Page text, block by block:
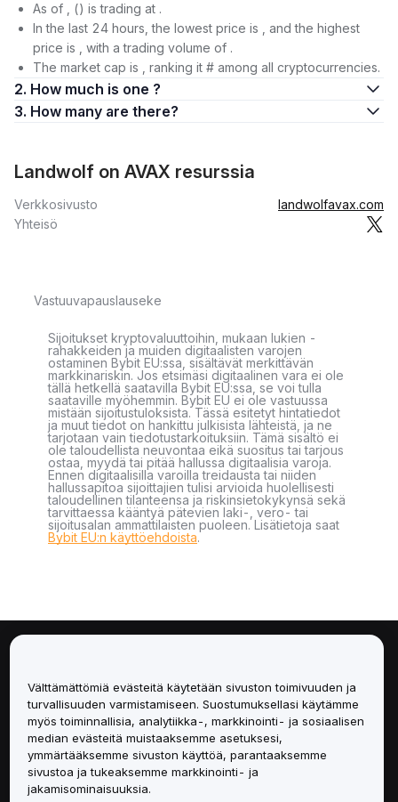
As of , () is trading at .
In the last 24 hours, the lowest price is , and the highest
price is , with a trading volume of .
The market cap is , ranking it # among all cryptocurrencies.
2. How much is one ?
3. How many are there?
Landwolf on AVAX resurssia
Verkkosivusto
landwolfavax.com
Yhteisö
Vastuuvapauslauseke
Sijoitukset kryptovaluuttoihin, mukaan lukien -
rahakkeiden ja muiden digitaalisten varojen
ostaminen Bybit EU:ssa, sisältävät merkittävän
markkinariskin. Jos etsimäsi digitaalinen vara ei ole
tällä hetkellä saatavilla Bybit EU:ssa, se voi tulla
saataville myöhemmin. Bybit EU ei ole vastuussa
mistään sijoitustuloksista. Tässä esitetyt hintatiedot
ja muut tiedot on hankittu julkisista lähteistä, ja ne
tarjotaan vain tiedotustarkoituksiin. Tämä sisältö ei
ole taloudellista neuvontaa eikä suositus tai tarjous
ostaa, myydä tai pitää hallussa digitaalisia varoja.
Ennen digitaalisilla varoilla treidausta tai niiden
hallussapitoa sijoittajien tulisi arvioida huolellisesti
taloudellinen tilanteensa ja riskinsietokykynsä sekä
tarvittaessa kääntyä pätevien laki-, vero- tai
sijoitusalan ammattilaisten puoleen. Lisätietoja saat
Bybit EU:n käyttöehdoista.
Palvelut
Tuki
Tuotteet
Välttämättömiä evästeitä käytetään sivuston toimivuuden ja
turvallisuuden varmistamiseen. Suostumuksellasi käytämme
myös toiminnallisia, analytiikka-, markkinointi- ja sosiaalisen
median evästeitä muistaaksemme asetuksesi,
ymmärtääksemme sivuston käyttöä, parantaaksemme
sivustoa ja tukeaksemme markkinointi- ja
jakamisominaisuuksia.